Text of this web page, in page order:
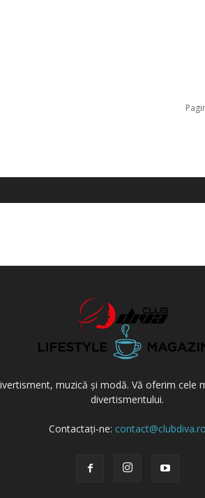
muzică și modă. Vă oferim cele
divertismentului.
Contactați-ne: contact@clubdiva.ro